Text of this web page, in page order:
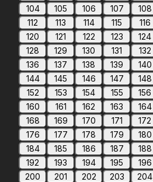
104
105 106 107 108
112
113 114 115 116
120
121 122 123 124
128
129 130 131 132
136
137 138 139 140
144
145 146 147 148
152
153 154 155 156
160
161 162 163 164
168
169 170 171 172
176
177 178 179 180
184
185 186 187 188
192
193 194 195 196
200
201 202 203 204